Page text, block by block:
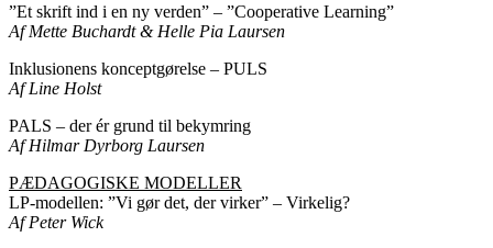
”Et skrift ind i en ny verden” – ”Cooperative Learning”
Af Mette Buchardt & Helle Pia Laursen
Inklusionens konceptgørelse – PULS
Af Line Holst
PALS – der ér grund til bekymring
Af Hilmar Dyrborg Laursen
PÆDAGOGISKE MODELLER
LP-modellen: ”Vi gør det, der virker” – Virkelig?
Af Peter Wick